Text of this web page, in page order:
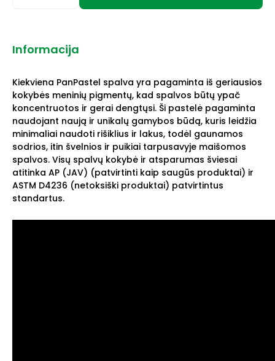
Informacija
Kiekviena PanPastel spalva yra pagaminta iš geriausios
kokybės meninių pigmentų, kad spalvos būtų ypač
koncentruotos ir gerai dengtųsi. Ši pastelė pagaminta
naudojant naują ir unikalų gamybos būdą, kuris leidžia
minimaliai naudoti rišiklius ir lakus, todėl gaunamos
sodrios, itin švelnios ir puikiai tarpusavyje maišomos
spalvos. Visų spalvų kokybė ir atsparumas šviesai
atitinka AP (JAV) (patvirtinti kaip saugūs produktai) ir
ASTM D4236 (netoksiški produktai) patvirtintus
standartus.